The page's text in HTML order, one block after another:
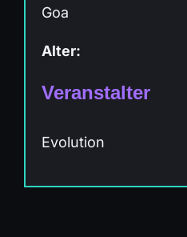
Goa
Alter:
Veranstalter
Evolution